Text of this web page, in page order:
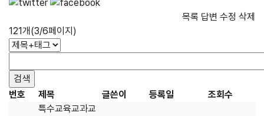
목록 답변 수정 삭제
121개(3/6페이지)
번호 제목 글쓴이 등록일
조회수
특수교육교과교